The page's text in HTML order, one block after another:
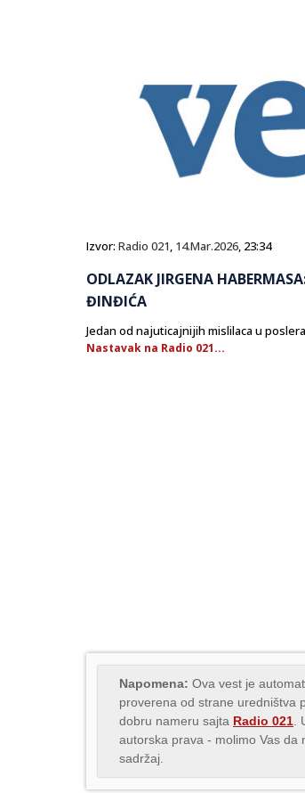
Izvor: Radio 021, 14.Mar.2026, 23:34
ODLAZAK JIRGENA
ĐINĐIĆA
Jedan od najuticajnijih mislilaca u
Nastavak na Radio 021...
Napomena: Ova vest je
proverena od strane uredništva
dobru nameru sajta Radio 021
autorska prava - molimo Vas da
sadržaj.